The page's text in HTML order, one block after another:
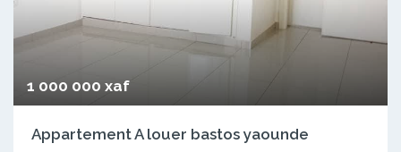
1 000 000 xaf
Appartement A louer bastos yaounde